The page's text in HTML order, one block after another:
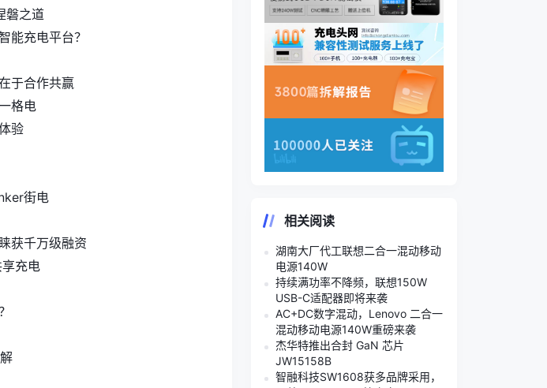
磐之道
能充电平台？
于合作共赢
格电
验
街电
获千万级融资
充电
相关阅读
湖南大厂代工联想二合一混动移动
电源140W
持续满功率不降频，联想150W
USB-C适配器即将来袭
AC+DC数字混动，Lenovo 二合一
混动移动电源140W重磅来袭
杰华特推出合封 GaN 芯片
JW15158B
智融科技SW1608获多品牌采用，